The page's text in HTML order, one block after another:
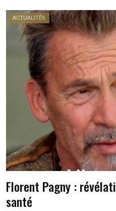
ACTUALITÉS
Florent Pagny :
santé